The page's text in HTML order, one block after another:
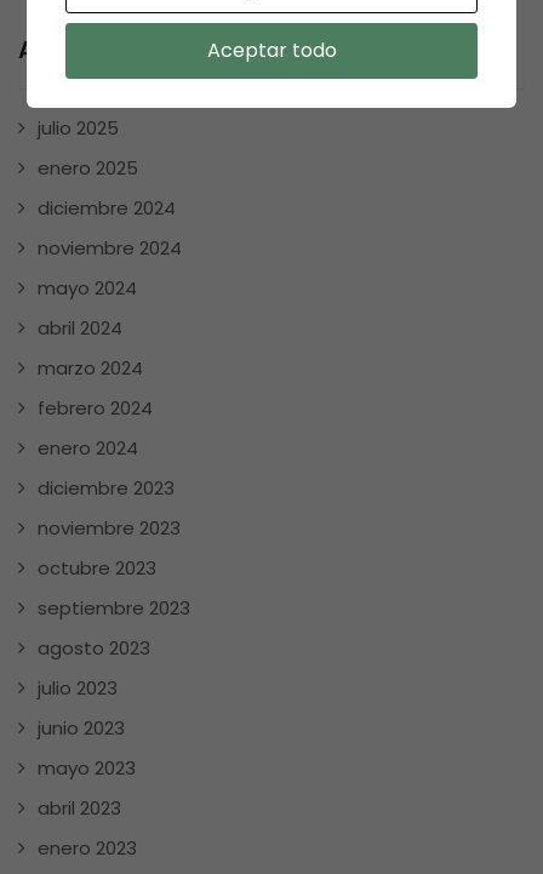
Archives
julio 2025
enero 2025
diciembre 2024
noviembre 2024
mayo 2024
abril 2024
marzo 2024
febrero 2024
enero 2024
diciembre 2023
noviembre 2023
octubre 2023
septiembre 2023
agosto 2023
julio 2023
junio 2023
mayo 2023
abril 2023
enero 2023
Aceptar todo